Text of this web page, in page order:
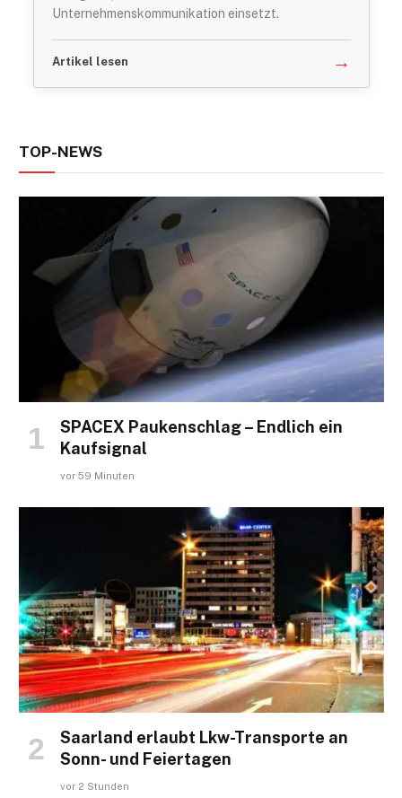
Unternehmenskommunikation einsetzt.
Artikel lesen →
TOP-NEWS
SPACEX Paukenschlag – Endlich ein
Kaufsignal
vor 59 Minuten
Saarland erlaubt Lkw-Transporte an
Sonn- und Feiertagen
vor 2 Stunden